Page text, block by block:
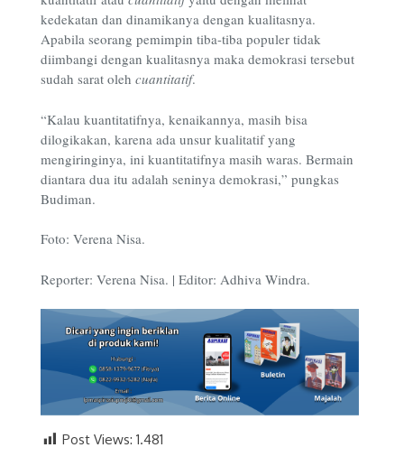
kedekatan dan dinamikanya dengan kualitasnya.
Apabila seorang pemimpin tiba-tiba populer tidak
diimbangi dengan kualitasnya maka demokrasi tersebut
sudah sarat oleh cuantitatif.
“Kalau kuantitatifnya, kenaikannya, masih bisa
dilogikakan, karena ada unsur kualitatif yang
mengiringinya, ini kuantitatifnya masih waras. Bermain
diantara dua itu adalah seninya demokrasi,” pungkas
Budiman.
Foto: Verena Nisa.
Reporter: Verena Nisa. | Editor: Adhiva Windra.
Post Views: 1.481